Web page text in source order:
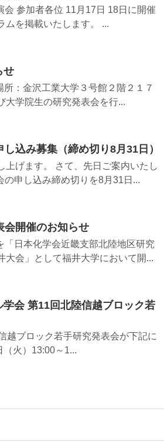
参加者各位 11月17日 18日に開催
ムを掲載いたします。 ...
せ
：金沢工業大学３号館２階２１７
大学院生の研究発表会を行...
込み募集（締め切り8月31日）
上げます。 さて、先日ご案内いたし
申し込み締め切りを8月31日...
会開催のお知らせ
日本化学会近畿支部北陸地区研究
会」として福井大学において開...
学会 第11回北陸信越ブロック若
越ブロック若手研究発表会が下記に
火）13:00～1...